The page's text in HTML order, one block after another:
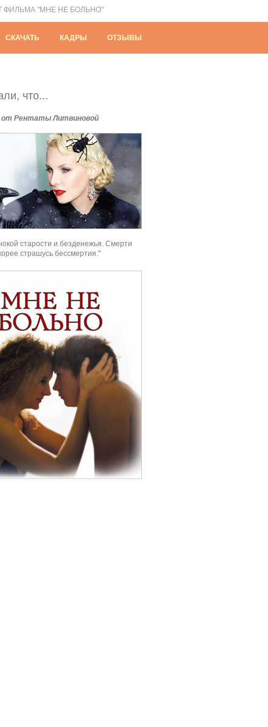
ФИЛЬМА "МНЕ НЕ БОЛЬНО"
СКАЧАТЬ КАДРЫ ОТЗЫВЫ
что...
Рентаты Литвиновой
старости и безденежья. Смерти
страшусь бессмертия."